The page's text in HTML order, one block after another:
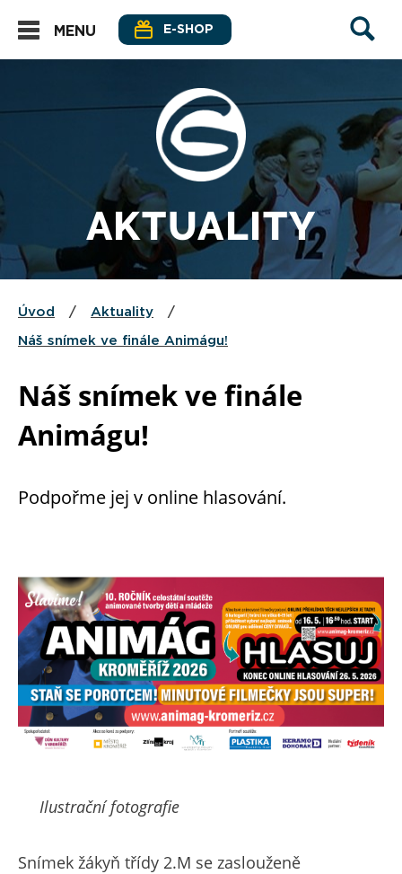
MENU E-SHOP
AKTUALITY
Úvod / Aktuality /
Náš snímek ve finále Animágu!
Náš snímek ve finále
Animágu!
Podpořme jej v online hlasování.
Ilustrační fotografie
Snímek žákyň třídy 2.M se zaslouženě